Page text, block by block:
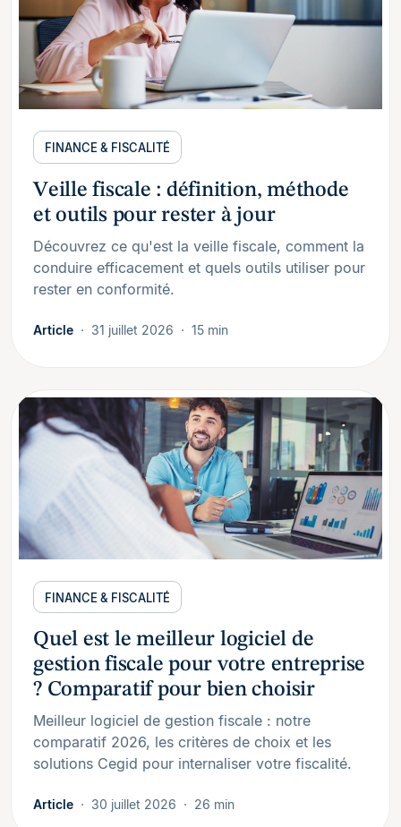
FINANCE & FISCALITÉ
Veille fiscale : définition, méthode
et outils pour rester à jour
Découvrez ce qu'est la veille fiscale, comment la
conduire efficacement et quels outils utiliser pour
rester en conformité.
Article 31 juillet 2026 15 min
FINANCE & FISCALITÉ
Quel est le meilleur logiciel de
gestion fiscale pour votre entreprise
? Comparatif pour bien choisir
Meilleur logiciel de gestion fiscale : notre
comparatif 2026, les critères de choix et les
solutions Cegid pour internaliser votre fiscalité.
Article 30 juillet 2026 26 min